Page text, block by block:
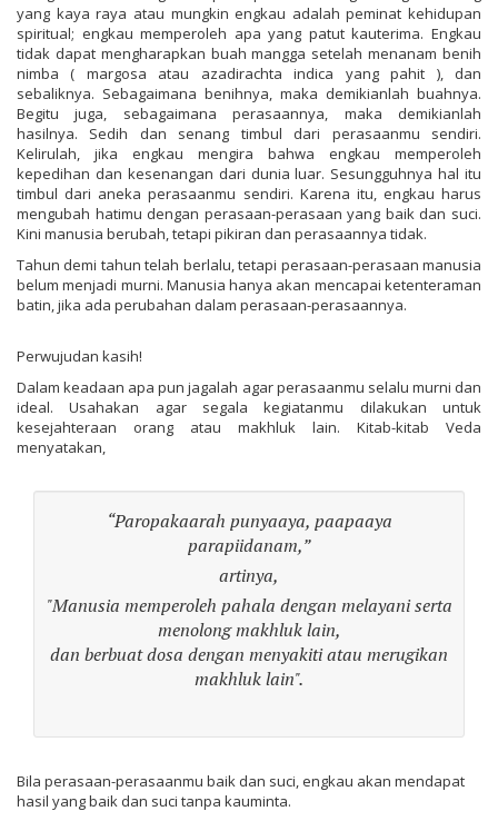
yang kaya raya atau mungkin engkau adalah peminat kehidupan
spiritual; engkau memperoleh apa yang patut kauterima. Engkau
tidak dapat mengharapkan buah mangga setelah menanam benih
nimba ( margosa atau azadirachta indica yang pahit ), dan
sebaliknya. Sebagaimana benihnya, maka demikianlah buahnya.
Begitu juga, sebagaimana perasaannya, maka demikianlah
hasilnya. Sedih dan senang timbul dari perasaanmu sendiri.
Kelirulah, jika engkau mengira bahwa engkau memperoleh
kepedihan dan kesenangan dari dunia luar. Sesungguhnya hal itu
timbul dari aneka perasaanmu sendiri. Karena itu, engkau harus
mengubah hatimu dengan perasaan-perasaan yang baik dan suci.
Kini manusia berubah, tetapi pikiran dan perasaannya tidak.
Tahun demi tahun telah berlalu, tetapi perasaan-perasaan manusia
belum menjadi murni. Manusia hanya akan mencapai ketenteraman
batin, jika ada perubahan dalam perasaan-perasaannya.
Perwujudan kasih!
Dalam keadaan apa pun jagalah agar perasaanmu selalu murni dan
ideal. Usahakan agar segala kegiatanmu dilakukan untuk
kesejahteraan orang atau makhluk lain. Kitab-kitab Veda
menyatakan,
“Paropakaarah punyaaya, paapaaya
parapiidanam,”
artinya,
"Manusia memperoleh pahala dengan melayani serta
menolong makhluk lain,
dan berbuat dosa dengan menyakiti atau merugikan
makhluk lain".
Bila perasaan-perasaanmu baik dan suci, engkau akan mendapat
hasil yang baik dan suci tanpa kauminta.